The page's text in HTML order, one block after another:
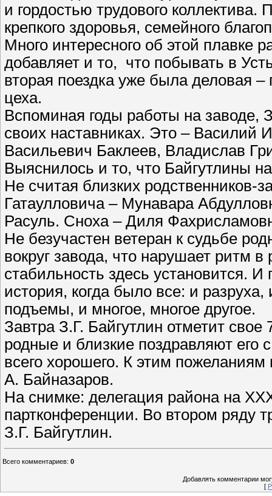
и гордостью трудового
крепкого здоровья, семейного
Много интересного об этой плавке
добавляет и то, что побывать в
вторая поездка уже была деловая –
цеха.
Вспоминая годы работы на заводе,
своих наставниках. Это – Василий
Васильевич Баклеев, Владислав
Выяснилось и то, что Байгутлины
Не считая близких родственников-
Гатаулловича – Мунавара
Расуль. Сноха – Диля
Не безучастен ветеран к судьбе
вокруг завода, что нарушает ритм
стабильность здесь установится. И
история, когда было все: и
подъемы, и многое, многое другое.
Завтра З.Г. Байгутлин отметит
родные и близкие поздравляют его
всего хорошего. К этим
А. Байназаров.
На снимке: делегация района на
партконференции. Во втором ряду
З.Г. Байгутлин.
Всего комментариев: 0
Добавлять комментарии
[